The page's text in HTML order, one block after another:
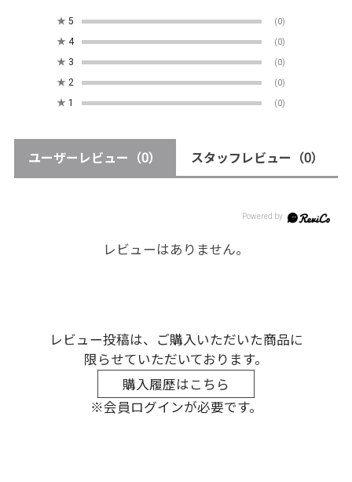
★ 5 (0)
★ 4 (0)
★ 3 (0)
★ 2 (0)
★ 1 (0)
ユーザーレビュー （0） スタッフレビュー （0）
レビューはありません。
レビュー投稿は、ご購入いただいた商品に
限らせていただいております。
購入履歴はこちら
※会員ログインが必要です。